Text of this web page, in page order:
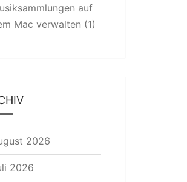
auf
Mac verwalten (1)
2026
2026